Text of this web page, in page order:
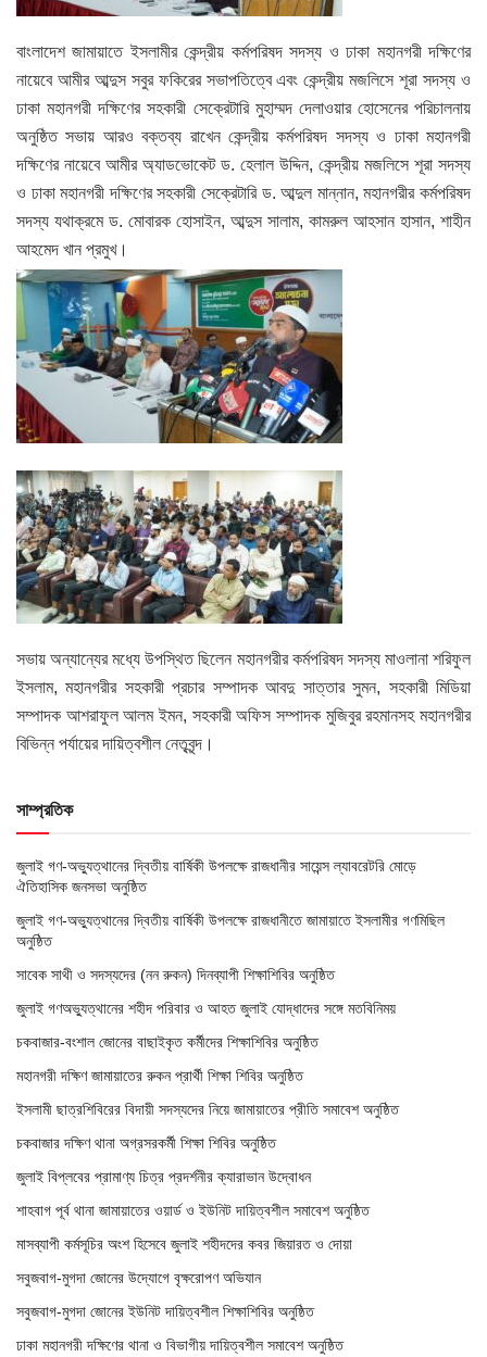
বাংলাদেশ জামায়াতে ইসলামীর কেন্দ্রীয় কর্মপরিষদ সদস্য ও ঢাকা মহানগরী দক্ষিণের
নায়েবে আমীর আব্দুস সবুর ফকিরের সভাপতিত্বে এবং কেন্দ্রীয় মজলিসে শূরা সদস্য ও
ঢাকা মহানগরী দক্ষিণের সহকারী সেক্রেটারি মুহাম্মদ দেলাওয়ার হোসেনের পরিচালনায়
অনুষ্ঠিত সভায় আরও বক্তব্য রাখেন কেন্দ্রীয় কর্মপরিষদ সদস্য ও ঢাকা মহানগরী
দক্ষিণের নায়েবে আমীর অ্যাডভোকেট ড. হেলাল উদ্দিন, কেন্দ্রীয় মজলিসে শূরা সদস্য
ও ঢাকা মহানগরী দক্ষিণের সহকারী সেক্রেটারি ড. আব্দুল মান্নান, মহানগরীর কর্মপরিষদ
সদস্য যথাক্রমে ড. মোবারক হোসাইন, আব্দুস সালাম, কামরুল আহসান হাসান, শাহীন
আহমেদ খান প্রমুখ।
সভায় অন্যান্যের মধ্যে উপস্থিত ছিলেন মহানগরীর কর্মপরিষদ সদস্য মাওলানা শরিফুল
ইসলাম, মহানগরীর সহকারী প্রচার সম্পাদক আবদু সাত্তার সুমন, সহকারী মিডিয়া
সম্পাদক আশরাফুল আলম ইমন, সহকারী অফিস সম্পাদক মুজিবুর রহমানসহ মহানগরীর
বিভিন্ন পর্যায়ের দায়িত্বশীল নেতৃবৃন্দ।
সাম্প্রতিক
জুলাই গণ-অভ্যুত্থানের দ্বিতীয় বার্ষিকী উপলক্ষে রাজধানীর সায়েন্স ল্যাবরেটরি মোড়ে
ঐতিহাসিক জনসভা অনুষ্ঠিত
জুলাই গণ-অভ্যুত্থানের দ্বিতীয় বার্ষিকী উপলক্ষে রাজধানীতে জামায়াতে ইসলামীর গণমিছিল
অনুষ্ঠিত
সাবেক সাথী ও সদস্যদের (নন রুকন) দিনব্যাপী শিক্ষাশিবির অনুষ্ঠিত
জুলাই গণঅভ্যুত্থানের শহীদ পরিবার ও আহত জুলাই যোদ্ধাদের সঙ্গে মতবিনিময়
চকবাজার-বংশাল জোনের বাছাইকৃত কর্মীদের শিক্ষাশিবির অনুষ্ঠিত
মহানগরী দক্ষিণ জামায়াতের রুকন প্রার্থী শিক্ষা শিবির অনুষ্ঠিত
ইসলামী ছাত্রশিবিরের বিদায়ী সদস্যদের নিয়ে জামায়াতের প্রীতি সমাবেশ অনুষ্ঠিত
চকবাজার দক্ষিণ থানা অগ্রসরকর্মী শিক্ষা শিবির অনুষ্ঠিত
জুলাই বিপ্লবের প্রামাণ্য চিত্র প্রদর্শনীর ক্যারাভান উদ্বোধন
শাহবাগ পূর্ব থানা জামায়াতের ওয়ার্ড ও ইউনিট দায়িত্বশীল সমাবেশ অনুষ্ঠিত
মাসব্যাপী কর্মসূচির অংশ হিসেবে জুলাই শহীদদের কবর জিয়ারত ও দোয়া
সবুজবাগ-মুগদা জোনের উদ্যোগে বৃক্ষরোপণ অভিযান
সবুজবাগ-মুগদা জোনের ইউনিট দায়িত্বশীল শিক্ষাশিবির অনুষ্ঠিত
ঢাকা মহানগরী দক্ষিণের থানা ও বিভাগীয় দায়িত্বশীল সমাবেশ অনুষ্ঠিত